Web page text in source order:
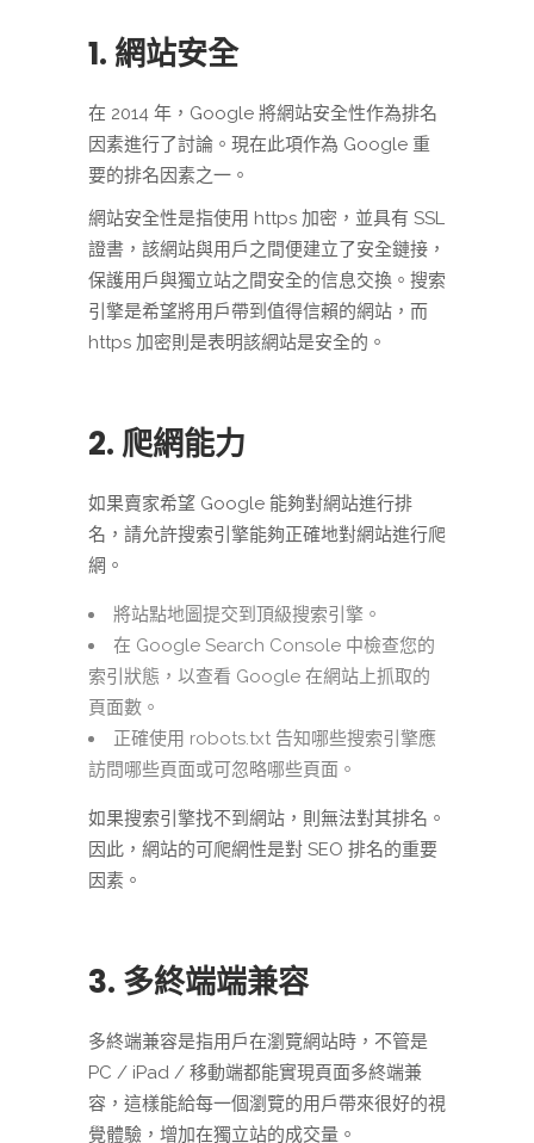
1. 網站安全
在 2014 年，Google 將網站安全性作為排名
因素進行了討論。現在此項作為 Google 重
要的排名因素之一。
網站安全性是指使用 https 加密，並具有 SSL
證書，該網站與用戶之間便建立了安全鏈接，
保護用戶與獨立站之間安全的信息交換。搜索
引擎是希望將用戶帶到值得信賴的網站，而
https 加密則是表明該網站是安全的。
2. 爬網能力
如果賣家希望 Google 能夠對網站進行排
名，請允許搜索引擎能夠正確地對網站進行爬
網。
將站點地圖提交到頂級搜索引擎。
在 Google Search Console 中檢查您的
索引狀態，以查看 Google 在網站上抓取的
頁面數。
正確使用 robots.txt 告知哪些搜索引擎應
訪問哪些頁面或可忽略哪些頁面。
如果搜索引擎找不到網站，則無法對其排名。
因此，網站的可爬網性是對 SEO 排名的重要
因素。
3. 多終端端兼容
多終端兼容是指用戶在瀏覽網站時，不管是
PC / iPad / 移動端都能實現頁面多終端兼
容，這樣能給每一個瀏覽的用戶帶來很好的視
覺體驗，增加在獨立站的成交量。